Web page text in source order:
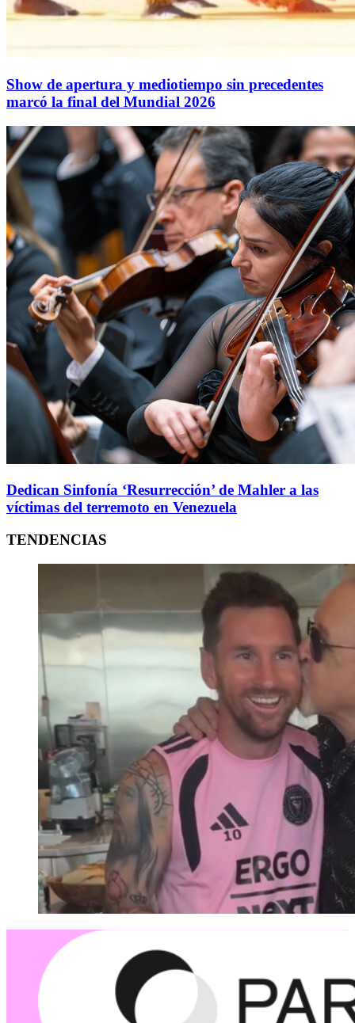
Show de apertura y mediotiempo sin precedentes
marcó la final del Mundial 2026
Dedican Sinfonía ‘Resurrección’ de Mahler a las
víctimas del terremoto en Venezuela
TENDENCIAS